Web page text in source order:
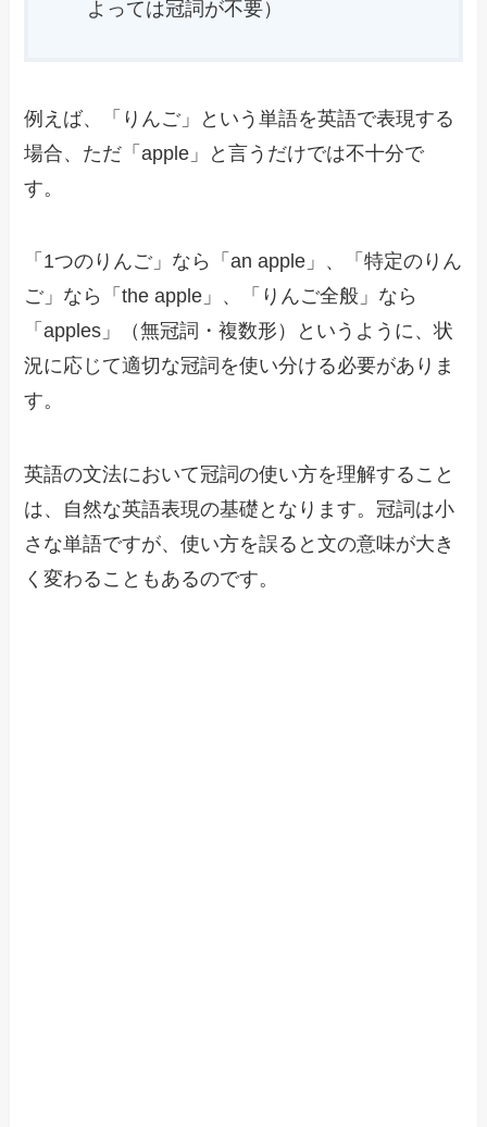
よっては冠詞が不要）
例えば、「りんご」という単語を英語で表現する
場合、ただ「apple」と言うだけでは不十分で
す。
「1つのりんご」なら「an apple」、「特定のりん
ご」なら「the apple」、「りんご全般」なら
「apples」（無冠詞・複数形）というように、状
況に応じて適切な冠詞を使い分ける必要がありま
す。
英語の文法において冠詞の使い方を理解すること
は、自然な英語表現の基礎となります。冠詞は小
さな単語ですが、使い方を誤ると文の意味が大き
く変わることもあるのです。